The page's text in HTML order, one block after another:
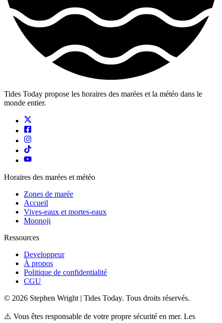
Tides Today propose les horaires des marées et la météo dans le
monde entier.
Horaires des marées et météo
Zones de marée
Accueil
Vives-eaux et mortes-eaux
Moonoji
Ressources
Developpeur
À propos
Politique de confidentialité
CGU
© 2026 Stephen Wright | Tides Today. Tous droits réservés.
⚠️ Vous êtes responsable de votre propre sécurité en mer. Les